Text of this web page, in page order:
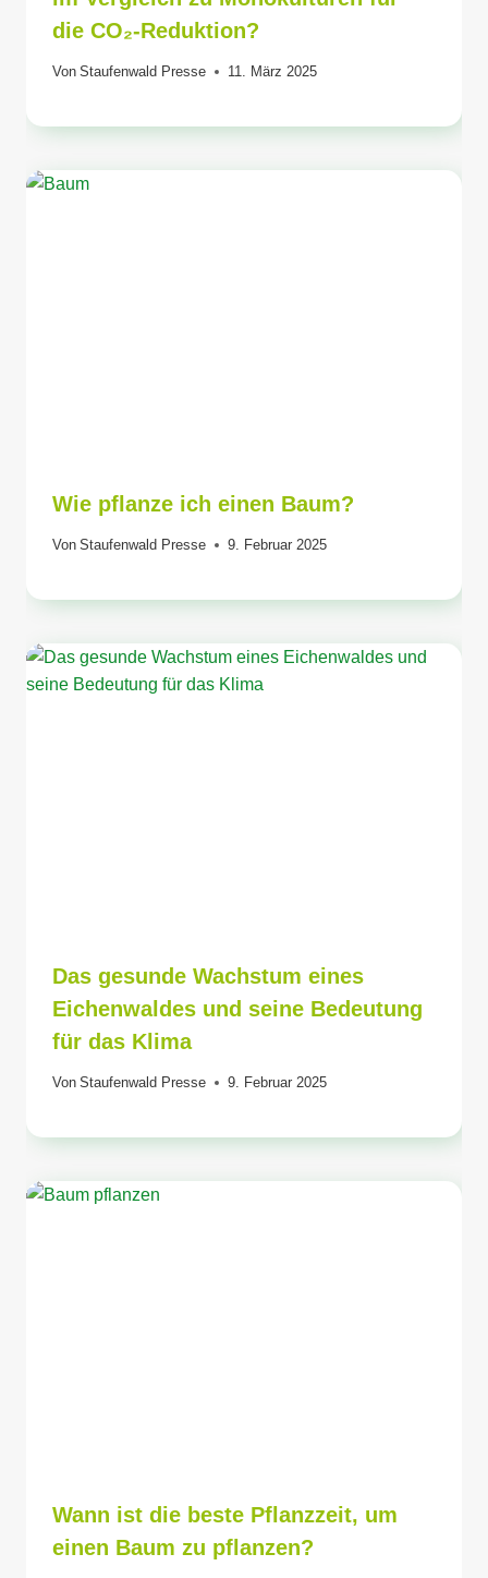
die CO₂-Reduktion?
Von Staufenwald Presse 11. März 2025
Wie pflanze ich einen Baum?
Von Staufenwald Presse 9. Februar 2025
Das gesunde Wachstum eines
Eichenwaldes und seine Bedeutung
für das Klima
Von Staufenwald Presse 9. Februar 2025
Wann ist die beste Pflanzzeit, um
einen Baum zu pflanzen?